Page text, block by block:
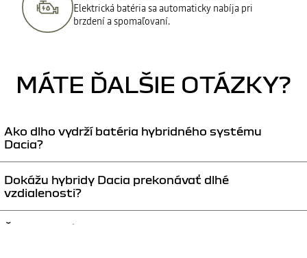
Elektrická batéria sa automaticky nabíja pri
brzdení a spomaľovaní.
MÁTE ĎALŠIE OTÁZKY?
Ako dlho vydrží batéria hybridného systému
Dacia?
Záruka na trakčnú batériu je 8 rokov alebo 160 000 km pre hybridné
motory a 3 roky (bez obmedzenia počtu najazdených kilometrov) pre
batérie mild hybridných motorov.
Dokážu hybridy Dacia prekonávať dlhé
vzdialenosti?
Áno. Dojazd hybridného vozidlá je v závislosti od spôsobu používania
Čo znamená pohon mild hybrid Bigster?